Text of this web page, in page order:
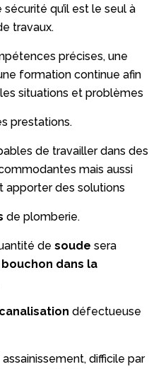
qu’il est le seul à
travaux.
précises, une
formation continue afin
situations et problèmes
prestations.
de travailler dans des
mais aussi
apporter des solutions
de plomberie.
de soude sera
bouchon dans la
canalisation défectueuse
difficile par